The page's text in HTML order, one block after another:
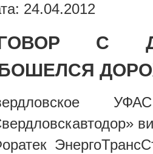
24.04.2012
С